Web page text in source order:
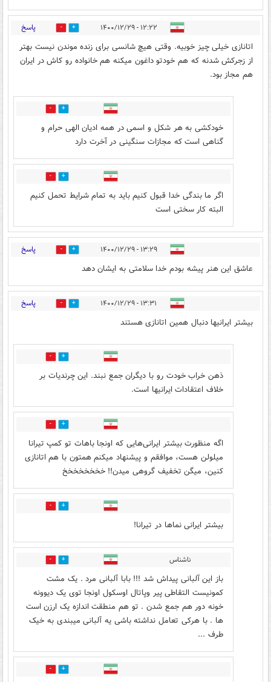
۱۲:۲۲ - ۱۴۰۰/۱۲/۲۹ 18 پاسخ
اتانازی خیلی چیز خوبیه. وقتی هیچ شانسی برای زنده موندن نیست بهتر
از زجرکش شدنه که هم خودتو داغون میکنه هم خانواده رو کاش در ایران
هم مجاز بود.
30
خودکشی به هر شکل و اسمی در همه ادیان الهی حرام و
گناهی است که مجازات سنگینی در آخرت دارد
2
اگر ما بندگی خدا قبول کنیم باید به تمام شرایط تحمل کنیم
البته کار سختی است
۱۳:۲۹ - ۱۴۰۰/۱۲/۲۹ 11 پاسخ
عاشق این هنر پیشه بودم خدا سلامتی به ایشان دهد
۱۳:۳۱ - ۱۴۰۰/۱۲/۲۹ 12 پاسخ
بیشتر ایرانیها دنبال همین اتانازی هستند
30
ذهن خراب خودت رو با دیگران جمع نبند. این چرندیات بر
خلاف اعتقادات ایرانیها است.
30
اگه منظورت بیشتر ایرانی‌هایی که اونجا باهات تو کمپ تیرانا
میلولن هست، موافقم و پیشنهاد میکنم همتون با هم اتانازی
کنین، میگن تخفیف گروهی میدن!! خخخخخخخخ
16
بیشتر ایرانی نماها در تیرانا!
ناشناس 7
باز این آلبانی پیداش شد !!! بابا آلبانی مرد . یک مشت
کمونیست التقاطی پیر وپاتال اوسکول اونجا توی یک دیوونه
خونه دور هم جمع شدن . تو هم منطقت اندازه یک ارزن است
ها . با هرکی تعامل نداشته باشی یه آلبانی میبندی به خیک
طرف ...
2